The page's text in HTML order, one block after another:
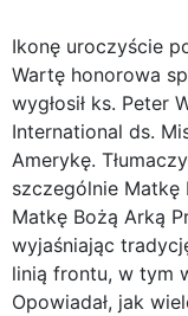
Ikonę uroczyście
Wartę honorowa
wygłosił ks. Peter
International ds.
Amerykę.
szczególnie Matkę
Matkę Bożą Arką
wyjaśniając
linią frontu, w tym
Opowiadał, jak